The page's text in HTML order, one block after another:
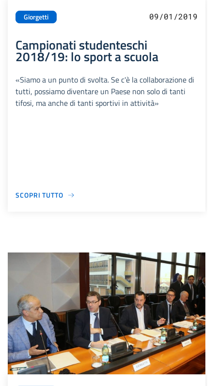
Giorgetti 09/01/2019
Campionati studenteschi
2018/19: lo sport a scuola
«Siamo a un punto di svolta. Se c'è la collaborazione di
tutti, possiamo diventare un Paese non solo di tanti
tifosi, ma anche di tanti sportivi in attività»
SCOPRI TUTTO